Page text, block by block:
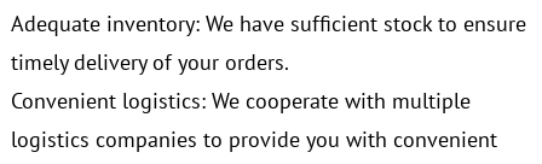
Adequate inventory: We have sufficient stock to ensure
timely delivery of your orders.
Convenient logistics: We cooperate with multiple
logistics companies to provide you with convenient